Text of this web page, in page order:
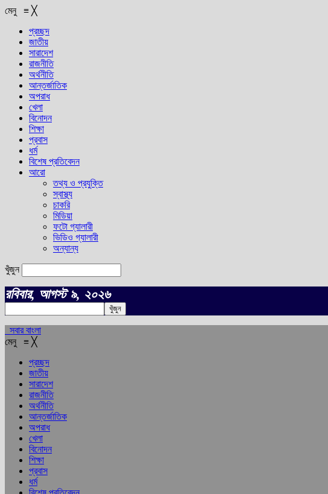
মেনু ≡ ╳
প্রচ্ছদ
জাতীয়
সারাদেশ
রাজনীতি
অর্থনীতি
আন্তর্জাতিক
অপরাধ
খেলা
বিনোদন
শিক্ষা
প্রবাস
ধর্ম
বিশেষ প্রতিবেদন
আরো
তথ্য ও প্রযুক্তি
স্বাস্থ্য
চাকরি
মিডিয়া
ফটো গ্যালারী
ভিডিও গ্যালারী
অন্যান্য
খুঁজুন
রবিবার, আগস্ট ৯, ২০২৬
সবার বাংলা
মেনু ≡ ╳
প্রচ্ছদ
জাতীয়
সারাদেশ
রাজনীতি
অর্থনীতি
আন্তর্জাতিক
অপরাধ
খেলা
বিনোদন
শিক্ষা
প্রবাস
ধর্ম